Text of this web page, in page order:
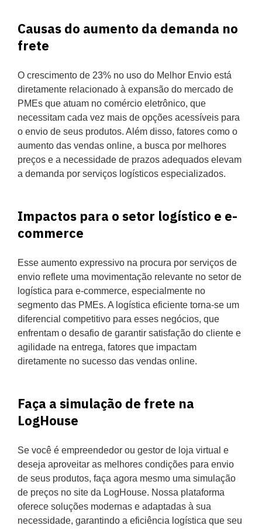
Causas do aumento da demanda no
frete
O crescimento de 23% no uso do Melhor Envio está
diretamente relacionado à expansão do mercado de
PMEs que atuam no comércio eletrônico, que
necessitam cada vez mais de opções acessíveis para
o envio de seus produtos. Além disso, fatores como o
aumento das vendas online, a busca por melhores
preços e a necessidade de prazos adequados elevam
a demanda por serviços logísticos especializados.
Impactos para o setor logístico e e-
commerce
Esse aumento expressivo na procura por serviços de
envio reflete uma movimentação relevante no setor de
logística para e-commerce, especialmente no
segmento das PMEs. A logística eficiente torna-se um
diferencial competitivo para esses negócios, que
enfrentam o desafio de garantir satisfação do cliente e
agilidade na entrega, fatores que impactam
diretamente no sucesso das vendas online.
Faça a simulação de frete na
LogHouse
Se você é empreendedor ou gestor de loja virtual e
deseja aproveitar as melhores condições para envio
de seus produtos, faça agora mesmo uma simulação
de preços no site da LogHouse. Nossa plataforma
oferece soluções modernas e adaptadas à sua
necessidade, garantindo a eficiência logística que seu